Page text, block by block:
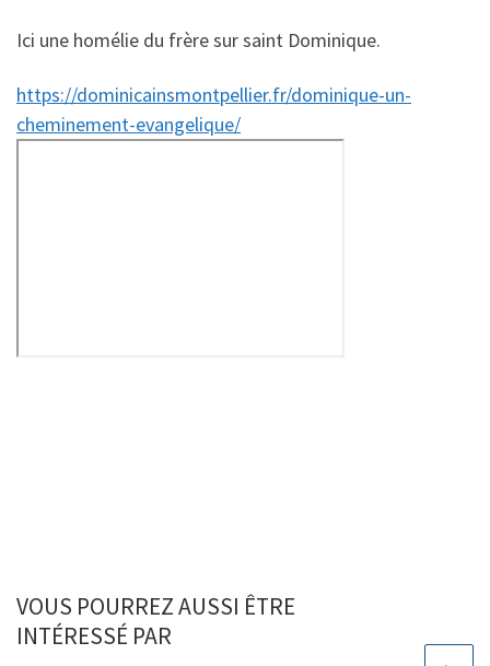
Ici une homélie du frère sur saint Dominique.
https://dominicainsmontpellier.fr/dominique-un-
cheminement-evangelique/
VOUS POURREZ AUSSI ÊTRE
INTÉRESSÉ PAR